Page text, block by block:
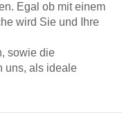
Egal ob mit einem
wird Sie und Ihre
sowie die
uns, als ideale